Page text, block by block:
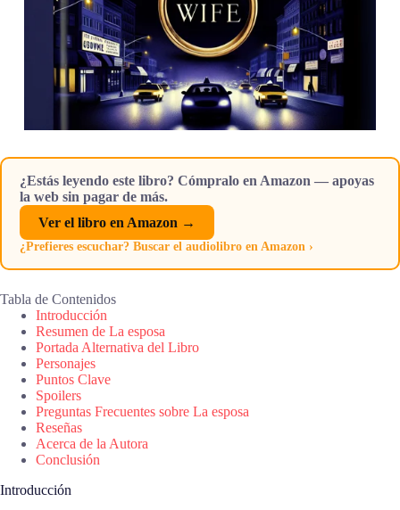
¿Estás leyendo este libro? Cómpralo en Amazon — apoyas
la web sin pagar de más.
Ver el libro en Amazon →
¿Prefieres escuchar? Buscar el audiolibro en Amazon ›
Tabla de Contenidos
Introducción
Resumen de La esposa
Portada Alternativa del Libro
Personajes
Puntos Clave
Spoilers
Preguntas Frecuentes sobre La esposa
Reseñas
Acerca de la Autora
Conclusión
Introducción